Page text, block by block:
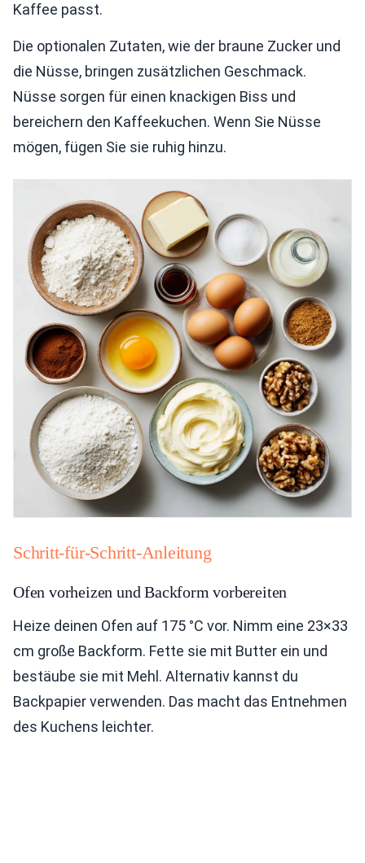
Kaffee passt.
Die optionalen Zutaten, wie der braune Zucker und
die Nüsse, bringen zusätzlichen Geschmack.
Nüsse sorgen für einen knackigen Biss und
bereichern den Kaffeekuchen. Wenn Sie Nüsse
mögen, fügen Sie sie ruhig hinzu.
Schritt-für-Schritt-Anleitung
Ofen vorheizen und Backform vorbereiten
Heize deinen Ofen auf 175 °C vor. Nimm eine 23×33
cm große Backform. Fette sie mit Butter ein und
bestäube sie mit Mehl. Alternativ kannst du
Backpapier verwenden. Das macht das Entnehmen
des Kuchens leichter.